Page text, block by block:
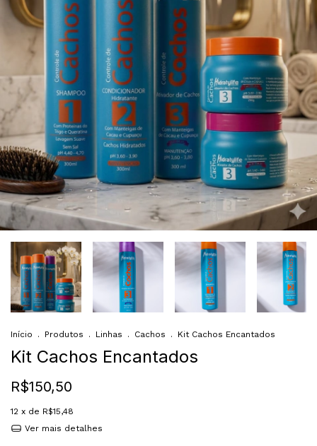
Início . Produtos . Linhas . Cachos . Kit Cachos Encantados
Kit Cachos Encantados
R$150,50
12 x de R$15,48
Ver mais detalhes